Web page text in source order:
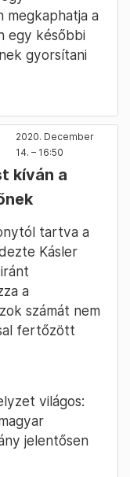
megkaphatja a
egy későbbi
gyorsítani
2020. December
14. – 16:50
kíván a
tartva a
Kásler
a
számát nem
fertőzött
világos:
jelentősen